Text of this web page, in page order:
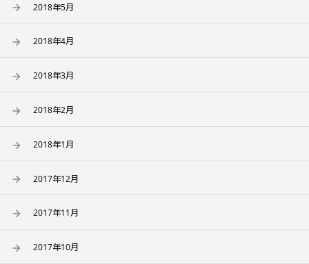
2018年5月
2018年4月
2018年3月
2018年2月
2018年1月
2017年12月
2017年11月
2017年10月